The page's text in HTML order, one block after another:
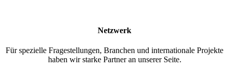
Netzwerk
Für spezielle Fragestellungen, Branchen und internationale Projekte
haben wir starke Partner an unserer Seite.